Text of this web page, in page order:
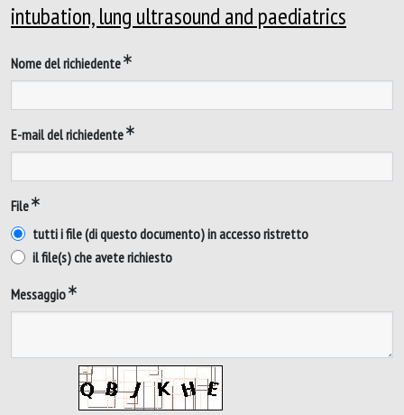
intubation, lung ultrasound and paediatrics
Nome del richiedente
E-mail del richiedente
File
tutti i file (di questo documento) in accesso ristretto
il file(s) che avete richiesto
Messaggio